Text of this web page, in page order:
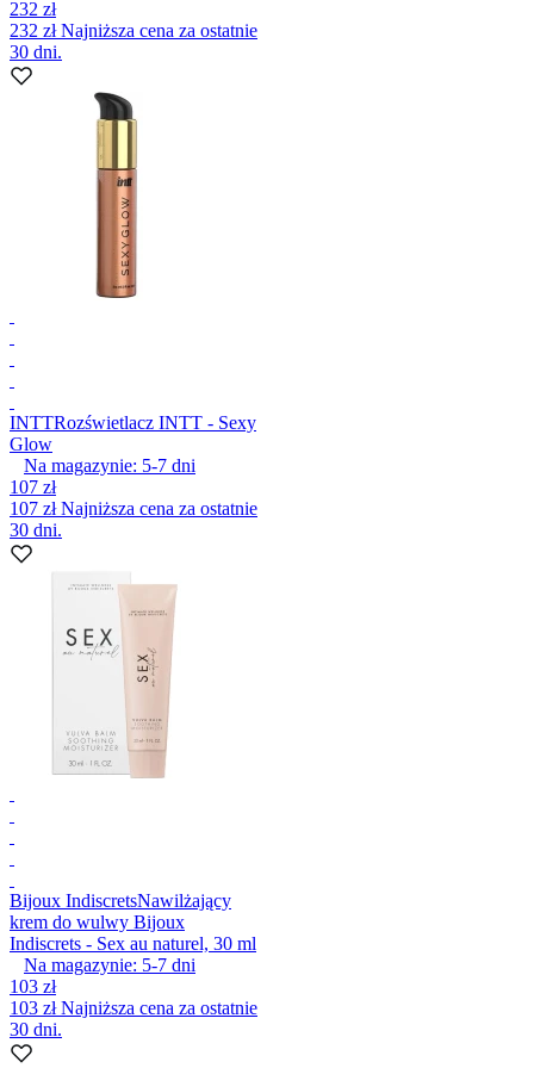
232 zł
232 złNajniższa cena za ostatnie
30 dni.
INTTRozświetlacz INTT - Sexy
Glow
Na magazynie: 5-7 dni
107 zł
107 złNajniższa cena za ostatnie
30 dni.
Bijoux IndiscretsNawilżający
krem do wulwy Bijoux
Indiscrets - Sex au naturel, 30 ml
Na magazynie: 5-7 dni
103 zł
103 złNajniższa cena za ostatnie
30 dni.